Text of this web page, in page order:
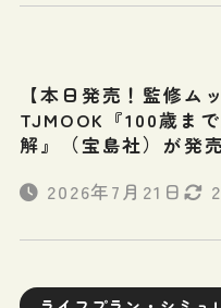
【本日発売！監修ム
TJMOOK『100歳ま
解』（宝島社）が発
2026年7月21日